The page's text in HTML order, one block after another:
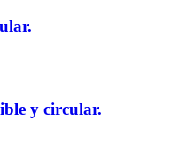
y circular.